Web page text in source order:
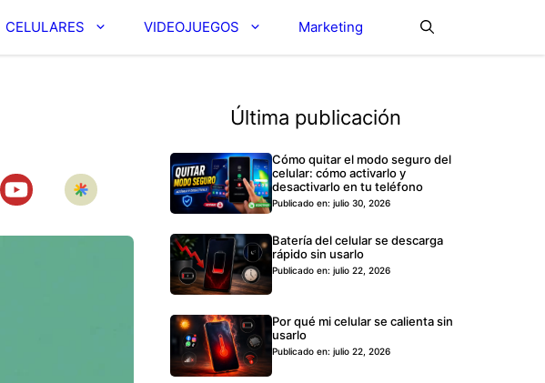
CELULARES VIDEOJUEGOS Marketing
Última publicación
Cómo quitar el modo seguro del
celular: cómo activarlo y
desactivarlo en tu teléfono
Publicado en: julio 30, 2026
Batería del celular se descarga
rápido sin usarlo
Publicado en: julio 22, 2026
Por qué mi celular se calienta sin
usarlo
Publicado en: julio 22, 2026